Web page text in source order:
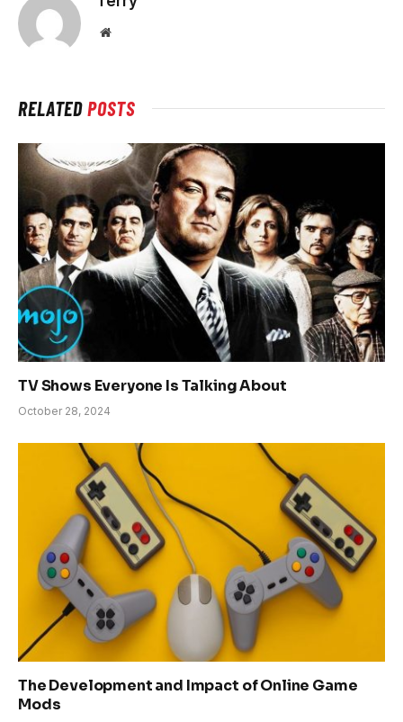
Website
RELATEDPOSTS
TV Shows Everyone Is Talking About
October 28, 2024
The Development and Impact of Online Game
Mods